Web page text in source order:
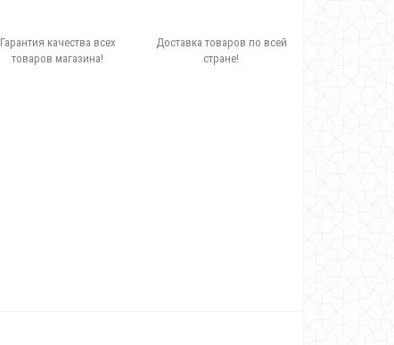
Гарантия качества всех
товаров магазина!
Доставка товаров по всей
стране!